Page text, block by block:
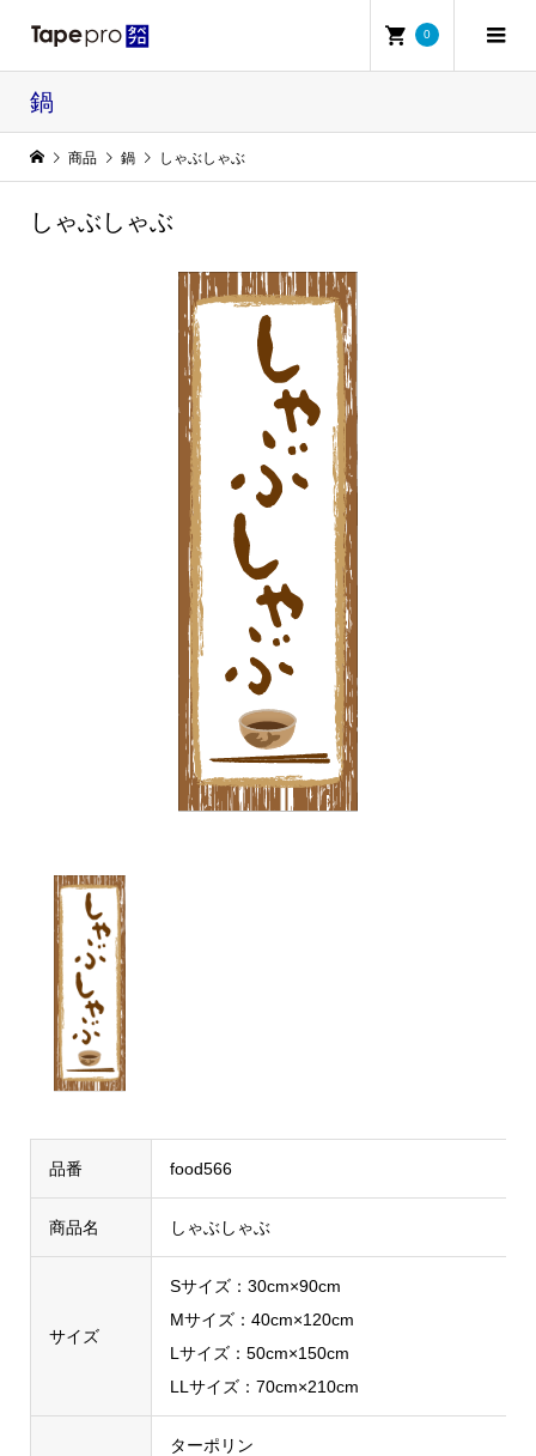
0
鍋
商品 鍋 しゃぶしゃぶ
しゃぶしゃぶ
品番 food566
商品名 しゃぶしゃぶ
サイズ
Sサイズ：30cm×90cm
Mサイズ：40cm×120cm
Lサイズ：50cm×150cm
LLサイズ：70cm×210cm
ターポリン